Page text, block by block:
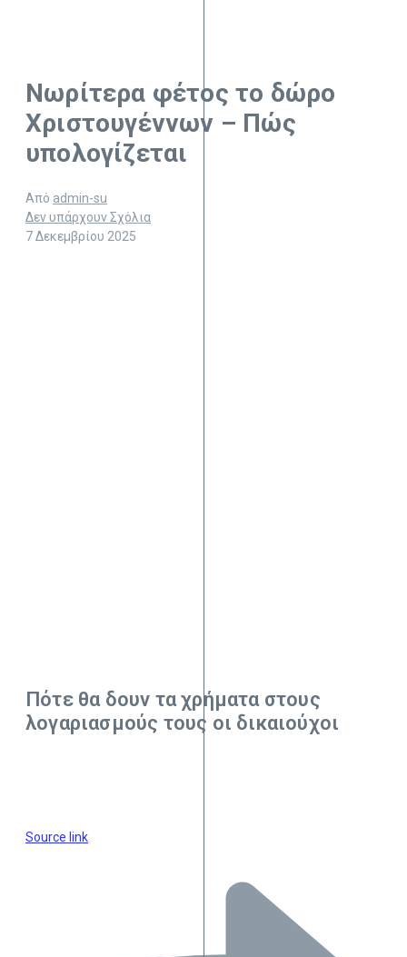
Νωρίτερα φέτος το δώρο
Χριστουγέννων – Πώς
υπολογίζεται
Από admin-su
Δεν υπάρχουν Σχόλια
7 Δεκεμβρίου 2025
Πότε θα δουν τα χρήματα στους
λογαριασμούς τους οι δικαιούχοι
Source link